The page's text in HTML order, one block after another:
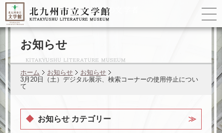
ゆかりの
お知らせ
ホーム お知らせ
お知らせ
3月20日（土）デジタル展示、検索コーナーの使用停止につい
て
お知らせ カテゴリー